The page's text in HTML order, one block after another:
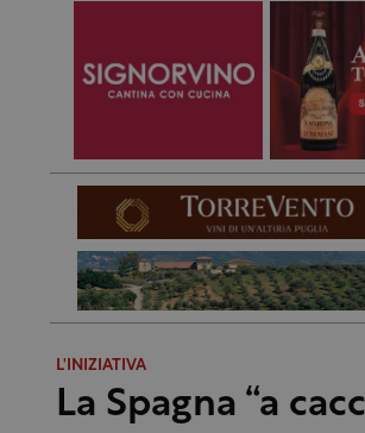
L'INIZIATIVA
La Spagna “a